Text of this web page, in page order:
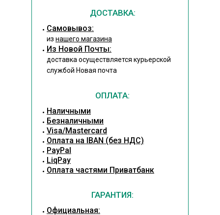
ДОСТАВКА:
Cамовывоз:
из нашего магазина
Из Новой Почты:
доставка осуществляется курьерской
службой Новая почта
ОПЛАТА:
Наличными
Безналичными
Visa/Mastercard
Оплата на IBAN (без НДС)
PayPal
LiqPay
Оплата частями Приватбанк
ГАРАНТИЯ:
Официальная: